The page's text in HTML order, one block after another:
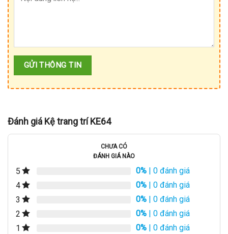
Đánh giá Kệ trang trí KE64
CHƯA CÓ
ĐÁNH GIÁ NÀO
5 0% | 0 đánh giá
4
0% | 0 đánh giá
3
0% | 0 đánh giá
2
0% | 0 đánh giá
1
0% | 0 đánh giá